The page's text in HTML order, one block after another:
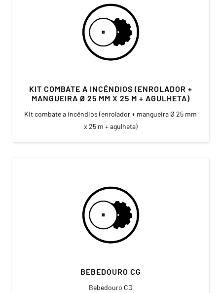
KIT COMBATE A INCÊNDIOS (ENROLADOR +
MANGUEIRA Ø 25 MM X 25 M + AGULHETA)
Kit combate a incêndios (enrolador + mangueira Ø 25 mm
x 25 m + agulheta)
BEBEDOURO CG
Bebedouro CG